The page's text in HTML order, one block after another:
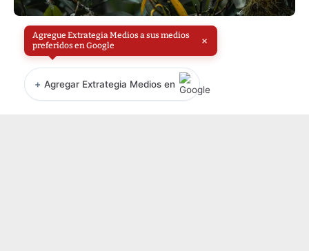
Agregue Extrategia Medios a sus medios
preferidos en Google
×
+ Agregar Extrategia Medios en